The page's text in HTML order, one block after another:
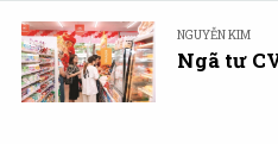
NGUYỄN KIM
Ngã tư